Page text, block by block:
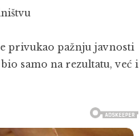
privukao pažnju javnosti
samo na rezultatu, već i